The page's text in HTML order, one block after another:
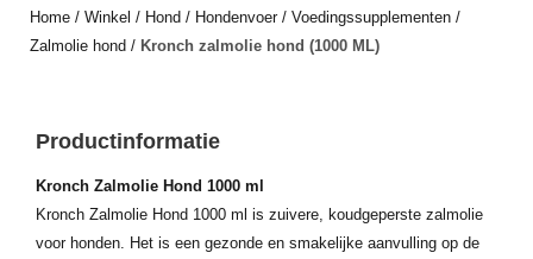
Home / Winkel / Hond / Hondenvoer/ Voedingssupplementen /
Zalmolie hond / Kronch zalmolie hond (1000 ML)
Productinformatie
Kronch Zalmolie Hond 1000 ml
Kronch Zalmolie Hond 1000 ml is zuivere, koudgeperste zalmolie
voor honden. Het is een gezonde en smakelijke aanvulling op de